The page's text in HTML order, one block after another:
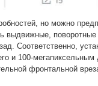
но можно
выдвижные,
Соответственно,
и 100-
фронтальной